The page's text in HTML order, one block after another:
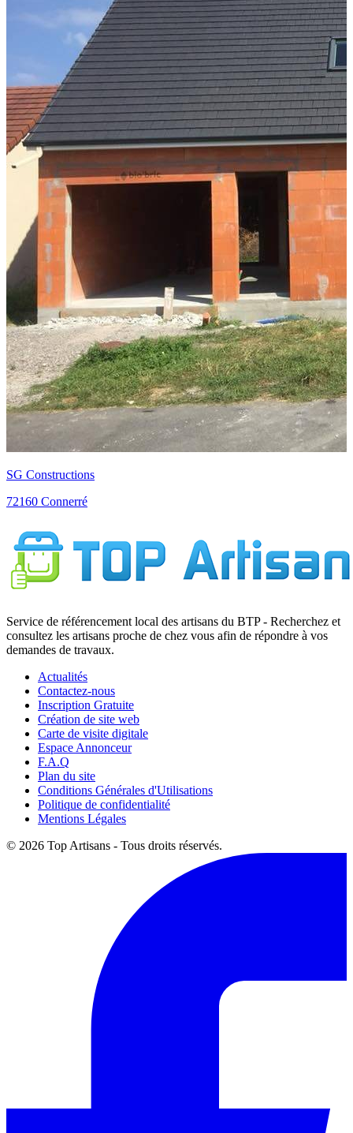
SG Constructions
72160 Connerré
Service de référencement local des artisans du BTP - Recherchez et
consultez les artisans proche de chez vous afin de répondre à vos
demandes de travaux.
Actualités
Contactez-nous
Inscription Gratuite
Création de site web
Carte de visite digitale
Espace Annonceur
F.A.Q
Plan du site
Conditions Générales d'Utilisations
Politique de confidentialité
Mentions Légales
© 2026 Top Artisans - Tous droits réservés.